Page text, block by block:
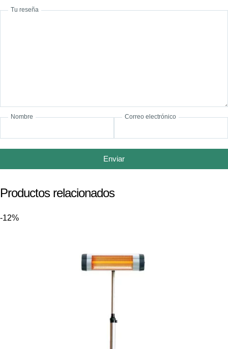
Tu reseña
Nombre Correo electrónico
Enviar
Productos relacionados
-12%